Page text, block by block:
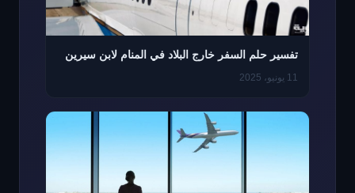
تفسير حلم السفر خارج البلاد في المنام لابن سيرين
11 يونيو، 2025